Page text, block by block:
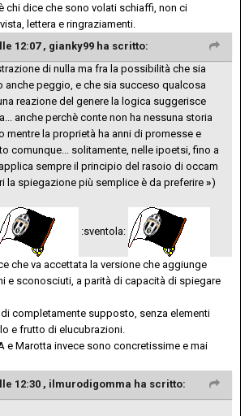
chi dice che sono volati schiaffi, non ci
lettera e ringraziamenti.
12:07 , gianky99 ha scritto:
di nulla ma fra la possibilità che sia
anche peggio, e che sia succeso qualcosa
reazione del genere la logica suggerisce
anche perchè conte non ha nessuna storia
mentre la proprietà ha anni di promesse e
comunque... solitamente, nelle ipoetsi, fino a
sempre il principio del rasoio di occam
la spiegazione più semplice è da preferire »)
:sventola:
che va accettata la versione che aggiunge
e sconosciuti, a parità di capacità di spiegare
completamente supposto, senza elementi
e frutto di elucubrazioni.
e Marotta invece sono concretissime e mai
12:30 , ilmurodigomma ha scritto: